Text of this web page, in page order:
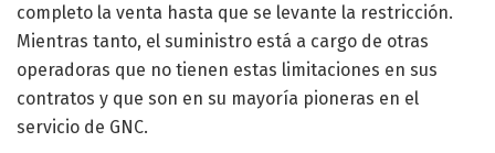
completo la venta hasta que se levante la restricción.
Mientras tanto, el suministro está a cargo de otras
operadoras que no tienen estas limitaciones en sus
contratos y que son en su mayoría pioneras en el
servicio de GNC.